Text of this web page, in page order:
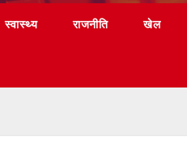
स्वास्थ्य राजनीति खेल